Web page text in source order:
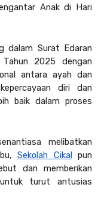
Anak di Hari
dalam Surat Edaran
Tahun 2025 dengan
antara ayah dan
diri dan
baik dalam proses
melibatkan
Sekolah Cikal pun
dan memberikan
turut antusias